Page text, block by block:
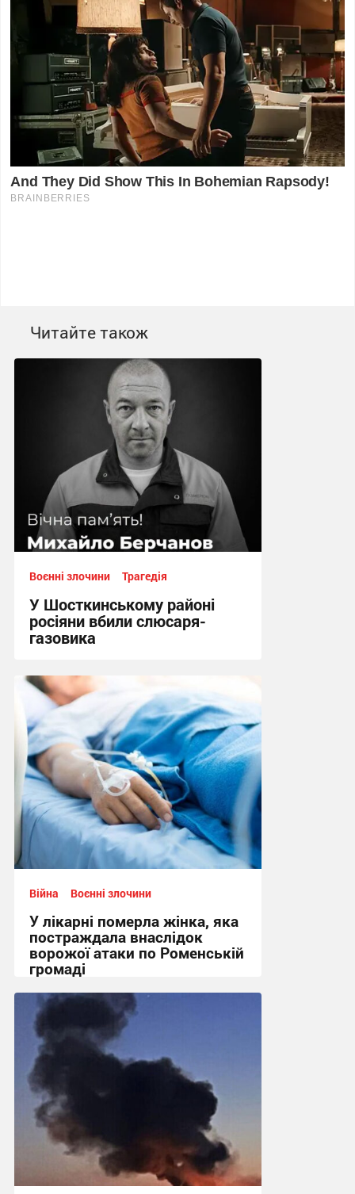
Читайте також
Воєнні злочини Трагедія
У Шосткинському районі
росіяни вбили слюсаря-
газовика
14:58, 1.08.2026
Війна Воєнні злочини
У лікарні померла жінка, яка
постраждала внаслідок
ворожої атаки по Роменській
громаді
11:44, 1.08.2026